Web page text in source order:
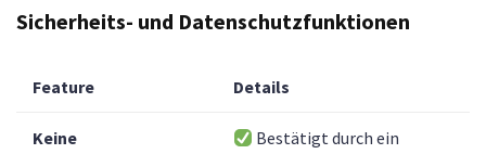
Sicherheits- und Datenschutzfunktionen
Feature Details
Keine
Bestätigt durch ein